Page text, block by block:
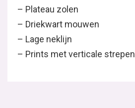
– Plateau zolen
– Driekwart mouwen
– Lage neklijn
– Prints met verticale strepen